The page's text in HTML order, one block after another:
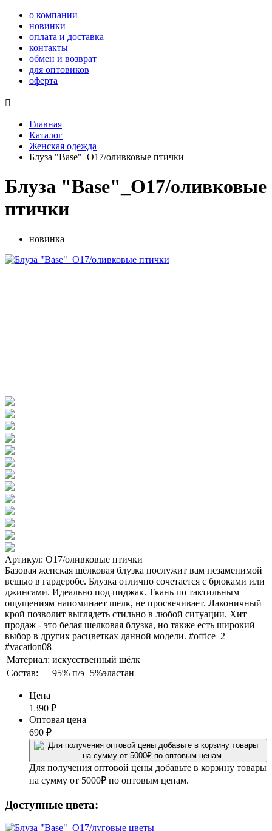
о компании
новинки
оплата и доставка
контакты
обмен и возврат
для оптовиков
оферта

Главная
Каталог
Женская одежда
Блуза "Base"_О17/оливковые птички
Блуза "Base"_О17/оливковые
птички
новинка
Артикул: О17/оливковые птички
Базовая женская шёлковая блузка послужит вам незаменимой
вещью в гардеробе. Блузка отлично сочетается с брюками или
джинсами. Идеально под пиджак. Ткань по тактильным
ощущениям напоминает шелк, не просвечивает. Лаконичный
крой позволит выглядеть стильно в любой ситуации. Хит
продаж - это белая шелковая блузка, но также есть широкий
выбор в других расцветках данной модели. #office_2
#vacation08
Материал: искусственный шёлк
Состав:
95% п/э+5%эластан
Цена
1390 ₽
Оптовая цена
690 ₽
Для получения оптовой цены добавьте в корзину товары
на сумму от 5000₽ по оптовым ценам.
Доступные цвета: